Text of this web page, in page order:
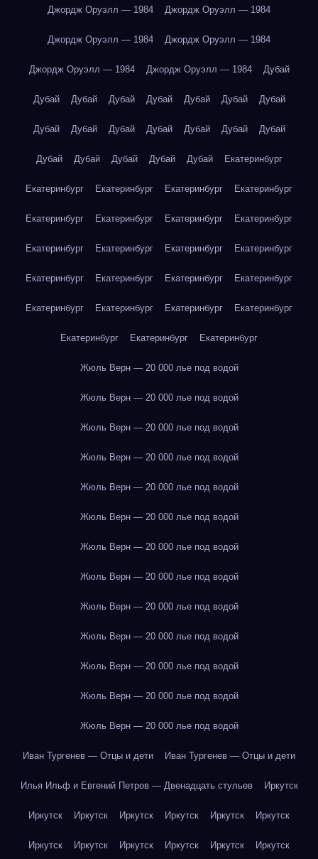
Джордж Оруэлл — 1984 Джордж Оруэлл — 1984
Джордж Оруэлл — 1984 Джордж Оруэлл — 1984
Джордж Оруэлл — 1984 Джордж Оруэлл — 1984 Дубай
Дубай Дубай Дубай Дубай Дубай Дубай Дубай
Дубай Дубай Дубай Дубай Дубай Дубай Дубай
Дубай Дубай Дубай Дубай Дубай Екатеринбург
Екатеринбург Екатеринбург Екатеринбург Екатеринбург
Екатеринбург Екатеринбург Екатеринбург Екатеринбург
Екатеринбург Екатеринбург Екатеринбург Екатеринбург
Екатеринбург Екатеринбург Екатеринбург Екатеринбург
Екатеринбург Екатеринбург Екатеринбург Екатеринбург
Екатеринбург Екатеринбург Екатеринбург
Жюль Верн — 20 000 лье под водой
Жюль Верн — 20 000 лье под водой
Жюль Верн — 20 000 лье под водой
Жюль Верн — 20 000 лье под водой
Жюль Верн — 20 000 лье под водой
Жюль Верн — 20 000 лье под водой
Жюль Верн — 20 000 лье под водой
Жюль Верн — 20 000 лье под водой
Жюль Верн — 20 000 лье под водой
Жюль Верн — 20 000 лье под водой
Жюль Верн — 20 000 лье под водой
Жюль Верн — 20 000 лье под водой
Жюль Верн — 20 000 лье под водой
Иван Тургенев — Отцы и дети Иван Тургенев — Отцы и дети
Илья Ильф и Евгений Петров — Двенадцать стульев Иркутск
Иркутск Иркутск Иркутск Иркутск Иркутск Иркутск
Иркутск Иркутск Иркутск Иркутск Иркутск Иркутск